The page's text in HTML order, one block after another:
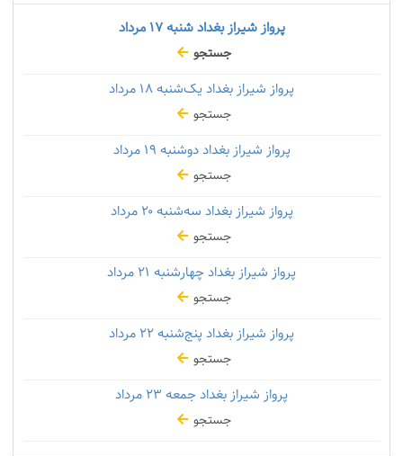
پرواز شیراز بغداد شنبه۱۷ مرداد
جستجو
پرواز شیراز بغداد یک‌شنبه
جستجو
پرواز شیراز بغداد دوشنبه
جستجو
پرواز شیراز بغداد سه‌شنبه۲۰ مرداد
جستجو
پرواز شیراز بغداد چهارشنبه
جستجو
پرواز شیراز بغداد پنج‌شنبه
جستجو
پرواز شیراز بغداد جمعه
جستجو